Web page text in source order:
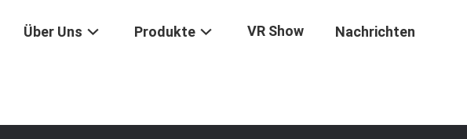
Über Uns Produkte VR Show Nachrichten